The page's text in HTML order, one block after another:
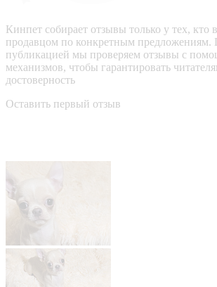
Кинпет собирает отзывы только у тех, кто
продавцом по конкретным предложениям.
публикацией мы проверяем отзывы с
механизмов, чтобы гарантировать
достоверность
Оставить первый отзыв